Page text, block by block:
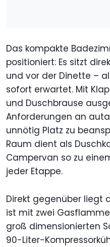
Das kompakte
positioniert: Es sitzt
und vor der Dinette –
sofort erwartet. Mit
und Duschbrause
Anforderungen an
unnötig Platz zu
Raum dient als
Campervan so zu
jeder Etappe.
Direkt gegenüber liegt
ist mit zwei
groß dimensionierten
90-Liter-